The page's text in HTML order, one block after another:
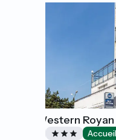
Best Western